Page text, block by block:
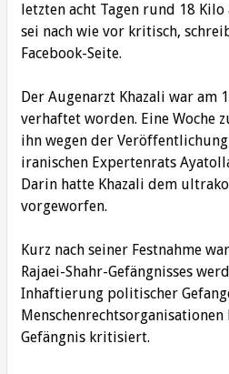
letzten acht Tagen rund 18
sei nach wie vor kritisch,
Facebook-Seite.
Der Augenarzt Khazali war am
verhaftet worden. Eine Woche
ihn wegen der
iranischen Expertenrats
Darin hatte Khazali dem
vorgeworfen.
Kurz nach seiner Festnahme
Rajaei-Shahr-Gefängnisses
Inhaftierung politischer
Gefängnis kritisiert.